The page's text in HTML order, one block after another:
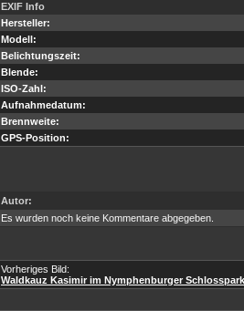
EXIF Info
Hersteller:
Modell:
Belichtungszeit:
Blende:
ISO-Zahl:
Aufnahmedatum:
Brennweite:
GPS-Position:
Autor:
Es wurden noch keine Kommentare abgegeben.
Vorheriges Bild:
Waldkauz Kasimir im Nymphenburger Schlosspark